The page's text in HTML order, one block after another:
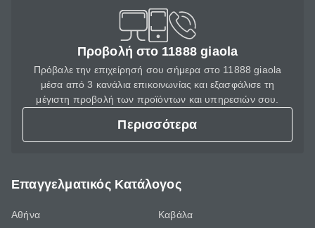
Προβολή στο 11888 giaola
Πρόβαλε την επιχείρησή σου σήμερα στο 11888 giaola
μέσα από 3 κανάλια επικοινωνίας και εξασφάλισε τη
μέγιστη προβολή των προϊόντων και υπηρεσιών σου.
Περισσότερα
Επαγγελματικός Κατάλογος
Αθήνα
Καβάλα